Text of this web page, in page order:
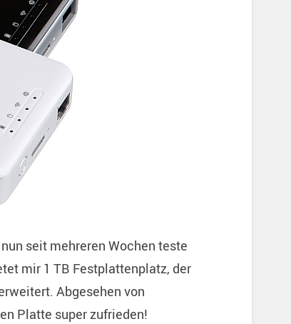
seit mehreren Wochen teste
mir 1 TB Festplattenplatz, der
Abgesehen von
Platte super zufrieden!